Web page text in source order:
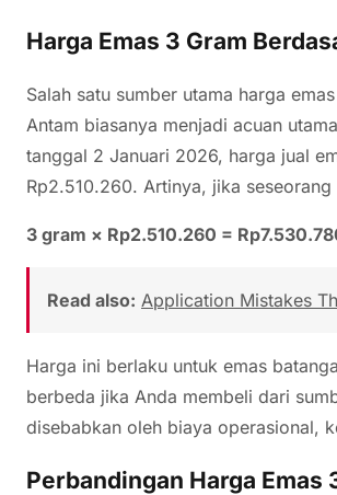
Harga Emas 3 Gram
Salah satu sumber utama harga
Antam biasanya menjadi acuan
tanggal 2 Januari 2026, harga jual
Rp2.510.260. Artinya, jika
3 gram × Rp2.510.260 =
Read also: Application Mistakes
Harga ini berlaku untuk emas
berbeda jika Anda membeli dari
disebabkan oleh biaya operasional,
Perbandingan Harga Emas